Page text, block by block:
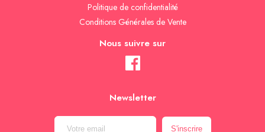
Politique de confidentialité
Conditions Générales de Vente
Nous suivre sur
Newsletter